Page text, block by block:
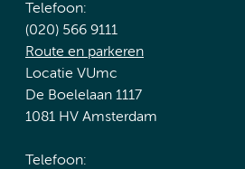
Telefoon:
(020) 566 9111
Route en parkeren
Locatie VUmc
De Boelelaan 1117
1081 HV Amsterdam
Telefoon: